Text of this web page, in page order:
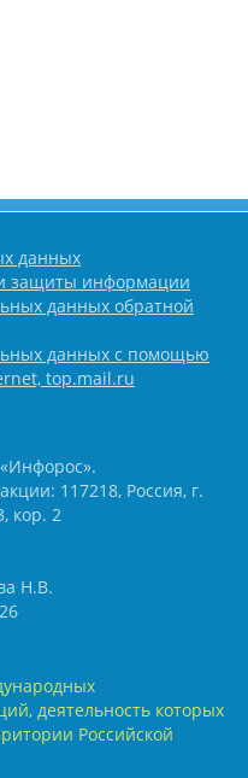
данных
защиты информации
данных обратной
данных с помощью
top.mail.ru
117218, Россия, г.
кор. 2
Н.В.
деятельность которых
Российской